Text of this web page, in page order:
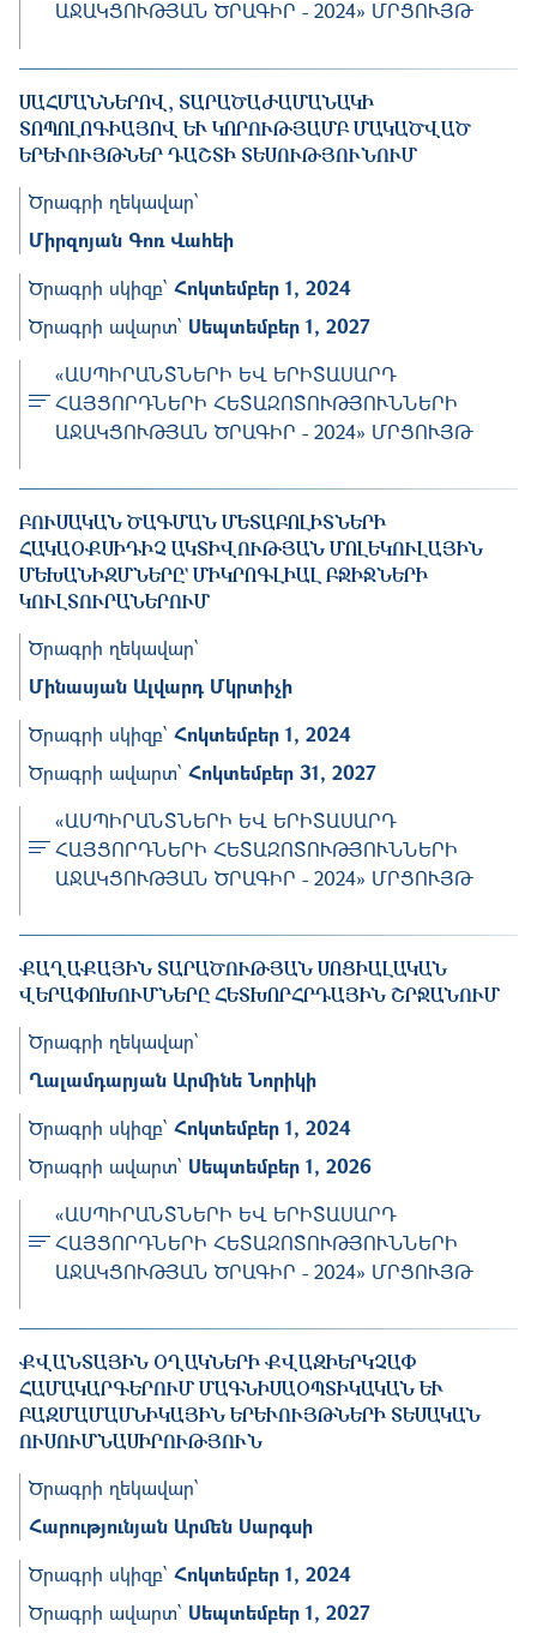
ԱՋԱԿՑՈՒԹՅԱՆ ԾՐԱԳԻՐ - 2024» ՄՐՑՈՒՅԹ
ՍԱՀՄԱՆՆԵՐՈՎ, ՏԱՐԱԾԱԺԱՄԱՆԱԿԻ
ՏՈՊՈԼՈԳԻԱՅՈՎ ԵՒ ԿՈՐՈՒԹՅԱՄԲ ՄԱԿԱԾՎԱԾ Ե
ՐԵՒՈՒՅԹՆԵՐ ԴԱՇՏԻ ՏԵՍՈՒԹՅՈՒՆՈՒՄ
Ծրագրի ղեկավար՝
Միրզոյան Գոռ Վահեի
Ծրագրի սկիզբ՝ Հոկտեմբեր 1, 2024
Ծրագրի ավարտ՝ Սեպտեմբեր 1, 2027
«ԱՍՊԻՐԱՆՏՆԵՐԻ ԵՎ ԵՐԻՏԱՍԱՐԴ
ՀԱՅՑՈՐԴՆԵՐԻ ՀԵՏԱԶՈՏՈՒԹՅՈՒՆՆԵՐԻ
ԱՋԱԿՑՈՒԹՅԱՆ ԾՐԱԳԻՐ - 2024» ՄՐՑՈՒՅԹ
ԲՈՒՍԱԿԱՆ ԾԱԳՄԱՆ ՄԵՏԱԲՈԼԻՏՆԵՐԻ Հ
ԱԿԱՕՔՍԻԴԻՉ ԱԿՏԻՎՈՒԹՅԱՆ ՄՈԼԵԿՈՒԼԱՅԻՆ ՄԵ
ԽԱՆԻԶՄՆԵՐԸ` ՄԻԿՐՈԳԼԻԱԼ ԲՋԻՋՆԵՐԻ ԿՈՒԼ
ՏՈՒՐԱՆԵՐՈՒՄ
Ծրագրի ղեկավար՝
Մինասյան Ալվարդ Մկրտիչի
Ծրագրի սկիզբ՝ Հոկտեմբեր 1, 2024
Ծրագրի ավարտ՝ Հոկտեմբեր 31, 2027
«ԱՍՊԻՐԱՆՏՆԵՐԻ ԵՎ ԵՐԻՏԱՍԱՐԴ
ՀԱՅՑՈՐԴՆԵՐԻ ՀԵՏԱԶՈՏՈՒԹՅՈՒՆՆԵՐԻ
ԱՋԱԿՑՈՒԹՅԱՆ ԾՐԱԳԻՐ - 2024» ՄՐՑՈՒՅԹ
ՔԱՂԱՔԱՅԻՆ ՏԱՐԱԾՈՒԹՅԱՆ ՍՈՑԻԱԼԱԿԱՆ
ՎԵՐԱՓՈԽՈՒՄՆԵՐԸ ՀԵՏԽՈՐՀՐԴԱՅԻՆ ՇՐՋԱՆՈՒՄ
Ծրագրի ղեկավար՝
Ղալամդարյան Արﬕնե Նորիկի
Ծրագրի սկիզբ՝ Հոկտեմբեր 1, 2024
Ծրագրի ավարտ՝ Սեպտեմբեր 1, 2026
«ԱՍՊԻՐԱՆՏՆԵՐԻ ԵՎ ԵՐԻՏԱՍԱՐԴ
ՀԱՅՑՈՐԴՆԵՐԻ ՀԵՏԱԶՈՏՈՒԹՅՈՒՆՆԵՐԻ
ԱՋԱԿՑՈՒԹՅԱՆ ԾՐԱԳԻՐ - 2024» ՄՐՑՈՒՅԹ
ՔՎԱՆՏԱՅԻՆ ՕՂԱԿՆԵՐԻ ՔՎԱԶԻԵՐԿՉԱՓ
ՀԱՄԱԿԱՐԳԵՐՈՒՄ ՄԱԳՆԻՍԱՕՊՏԻԿԱԿԱՆ ԵՒ Բ
ԱԶՄԱՄԱՍՆԻԿԱՅԻՆ ԵՐԵՒՈՒՅԹՆԵՐԻ ՏԵՍԱԿԱՆ ՈՒ
ՍՈՒՄՆԱՍԻՐՈՒԹՅՈՒՆ
Ծրագրի ղեկավար՝
Հարությունյան Արﬔն Սարգսի
Ծրագրի սկիզբ՝ Հոկտեմբեր 1, 2024
Ծրագրի ավարտ՝ Սեպտեմբեր 1, 2027